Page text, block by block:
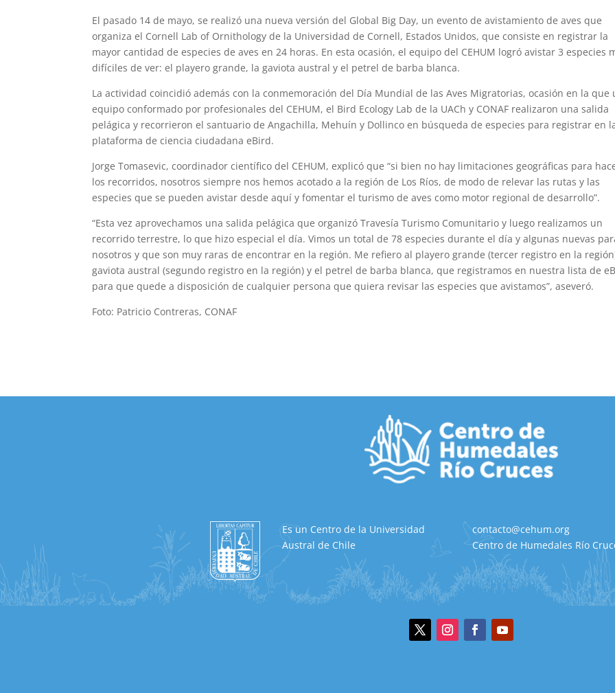
El pasado 14 de mayo, se realizó una nueva versión del Global Big Day, un evento de avistamiento de aves que
organiza el Cornell Lab of Ornithology de la Universidad de Cornell, Estados Unidos, que consiste en registrar la
mayor cantidad de especies de aves en 24 horas. En esta ocasión, el equipo del CEHUM logró avistar 3 especies
difíciles de ver: el playero grande, la gaviota austral y el petrel de barba blanca.
La actividad coincidió además con la conmemoración del Día Mundial de las Aves Migratorias, ocasión en la que
equipo conformado por profesionales del CEHUM, el Bird Ecology Lab de la UACh y CONAF realizaron una salida
pelágica y recorrieron el santuario de Angachilla, Mehuín y Dollinco en búsqueda de especies para registrar en
plataforma de ciencia ciudadana eBird.
Jorge Tomasevic, coordinador científico del CEHUM, explicó que “si bien no hay limitaciones geográficas para
los recorridos, nosotros siempre nos hemos acotado a la región de Los Ríos, de modo de relevar las rutas y las
especies que se pueden avistar desde aquí y fomentar el turismo de aves como motor regional de desarrollo”.
“Esta vez aprovechamos una salida pelágica que organizó Travesía Turismo Comunitario y luego realizamos un
recorrido terrestre, lo que hizo especial el día. Vimos un total de 78 especies durante el día y algunas nuevas
nosotros y que son muy raras de encontrar en la región. Me refiero al playero grande (tercer registro en la
gaviota austral (segundo registro en la región) y el petrel de barba blanca, que registramos en nuestra lista de
para que quede a disposición de cualquier persona que quiera revisar las especies que avistamos”, aseveró.
Foto: Patricio Contreras, CONAF
Es un Centro de la Universidad
Austral de Chile
contacto@cehum.org
Centro de Humedales Río